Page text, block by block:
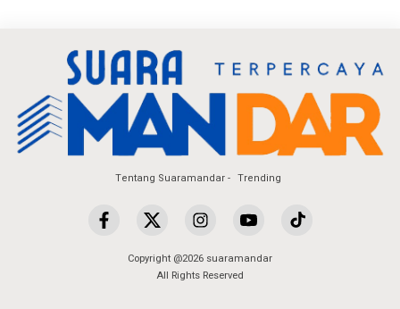
Tentang Suaramandar Trending
Copyright @2026 suaramandar
All Rights Reserved